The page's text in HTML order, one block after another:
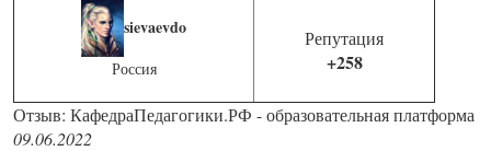
sievaevdo
Россия
Репутация
+258
Отзыв: КафедраПедагогики.РФ - образовательная платформа
09.06.2022